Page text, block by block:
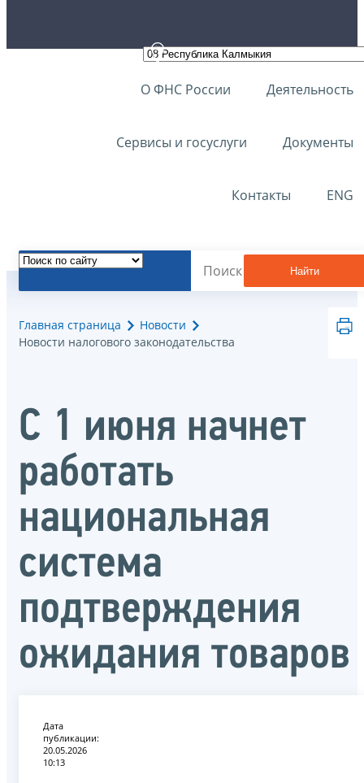
О ФНС России Деятельность
Сервисы и госуслуги Документы
Контакты ENG
Найти
Главная страница
Новости
Новости налогового законодательства
С 1 июня начнет
работать
национальная
система
подтверждения
ожидания товаров
Дата
публикации:
20.05.2026
10:13